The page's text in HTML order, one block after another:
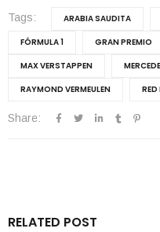
Tags: ARABIA SAUDITA
FÓRMULA 1
GRAN PREMIO
MAX VERSTAPPEN
RAYMOND VERMEULEN
RED
Share:
RELATED POST